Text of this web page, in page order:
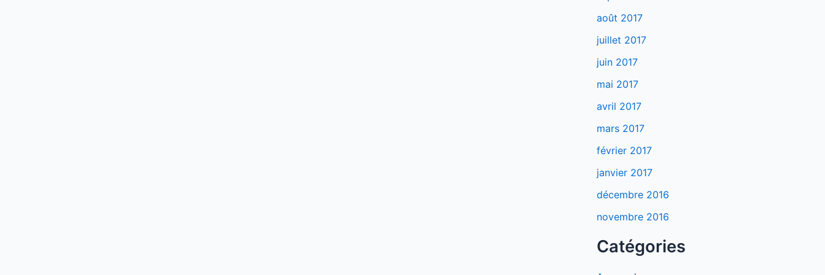
août 2017
juillet 2017
juin 2017
mai 2017
avril 2017
mars 2017
février 2017
janvier 2017
décembre 2016
novembre 2016
Catégories